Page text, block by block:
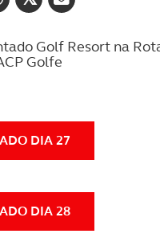
Golf Resort na
Golfe
DIA 27
DIA 28